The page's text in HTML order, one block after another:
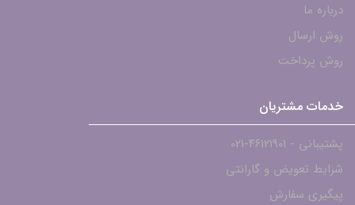
درباره ما
روش ارسال
روش پرداخت
خدمات مشتریان
پشتیبانی - ۴۶۱۲۱۹۰۱-021
شرایط تعویض و گارانتی
پیگیری سفارش